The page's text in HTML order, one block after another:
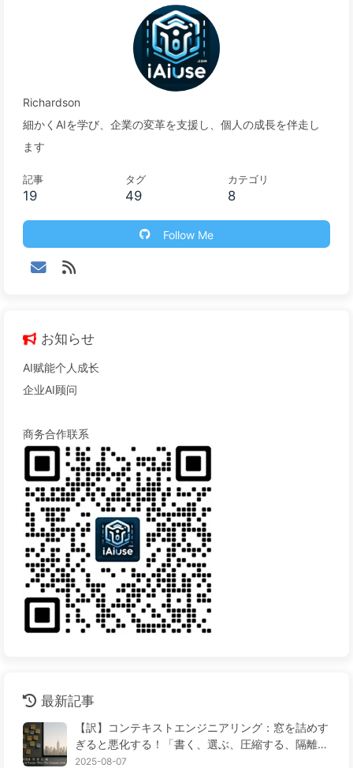
代において、「パラメータ」は大規模言語モデルの議論に
おいてよく使われる言葉です。「7B」や「13B」といった
数字は何を示しているのでしょうか？パラメータはどのよ
うに大規模言語モデルのパフォーマンスに影響を与えるの
でしょうか？さらに、これが企業にどのように実際に役立
つのでしょうか？この記事では、わかりやすい例を用いて
大規模モデルのパラメータの概念を段階的に理解し、企業
への応用の価値を探求します。 1. 大規模モデルパラメータ
の本質：AIの「脳容量」パラメータとは？大規模言語モデ
ルにおけるパラメータは、モデル内部の重み（weights）
Richardson
細かくAIを学び、企業の変革を支援し、個人の成長を伴走し
ます
記事
19
タグ
49
カテゴリ
8
Follow Me
お知らせ
AI赋能个人成长
企业AI顾问
商务合作联系
最新記事
【訳】コンテキストエンジニアリング：窓を詰めす
ぎると悪化する！「書く、選ぶ、圧縮する、隔離す
る」の4ステップで、毒を警戒し、干渉や混乱を防
2025-08-07